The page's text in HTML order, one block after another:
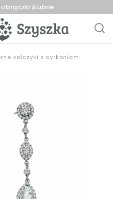
obrączki ślubne
kolczyki z cyrkoniami